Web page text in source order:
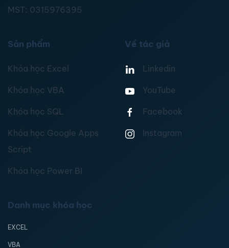
MST: 0315976395
Sản phẩm
Khóa học Excel
Khóa học VBA
Khóa học SQL
Khóa học Google Apps
Script
Khóa học Power BI
Về tác giả
Linkedin
YouTube
Facebook
Instagram
Danh mục khóa học
EXCEL
VBA